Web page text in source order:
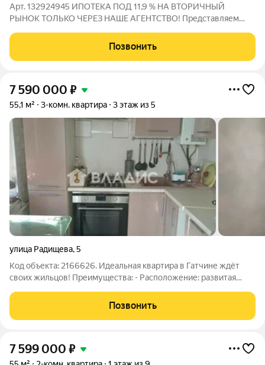
Арт. 132924945 ИПОТЕКА ПОД 11,9 % НА ВТОРИЧНЫЙ
РЫНОК ТОЛЬКО ЧЕРЕЗ НАШЕ АГЕНТСТВО! Представляем
адресу: г. Гатчина, ул. Киргетова О КВАРТИРЕ: Эта светлая и
теплая квартира расположена на 1 этаже
Позвонить
7 590 000 ₽
55,1 м² 3-комн. квартира 3 этаж из 5
улица Радищева,5
Код объекта: 2166626. Идеальная квартира в Гатчине ждёт
своих жильцов! Преимущества: - Расположение: развитая
Инфраструктура: школы, детские
Позвонить
7 599 000 ₽